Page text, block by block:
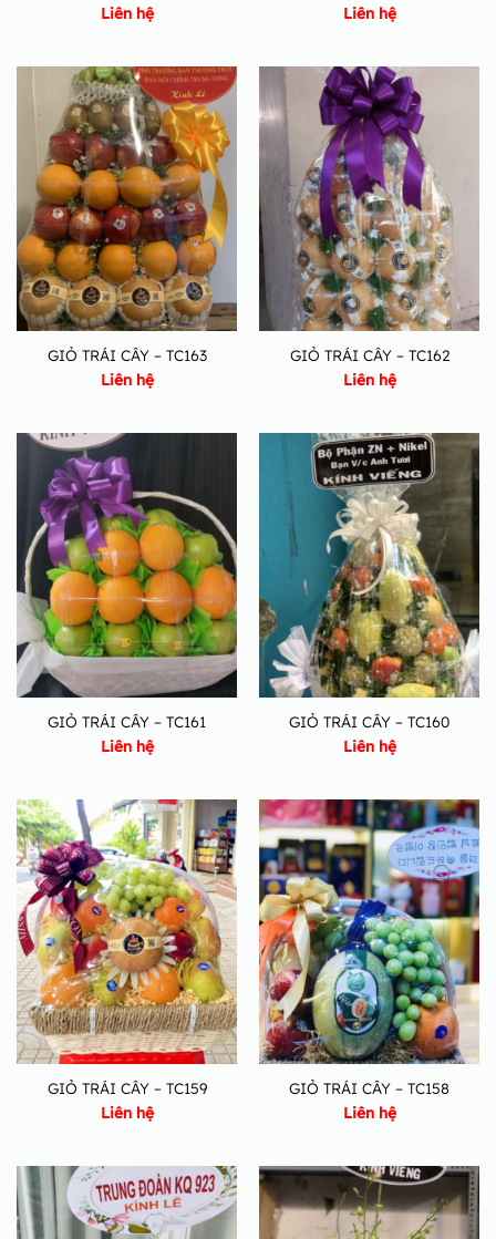
Liên hệ
Liên hệ
GIỎ TRÁI CÂY – TC163
Liên hệ
GIỎ TRÁI CÂY – TC162
Liên hệ
GIỎ TRÁI CÂY – TC161
Liên hệ
GIỎ TRÁI CÂY – TC160
Liên hệ
GIỎ TRÁI CÂY – TC159
Liên hệ
GIỎ TRÁI CÂY – TC158
Liên hệ